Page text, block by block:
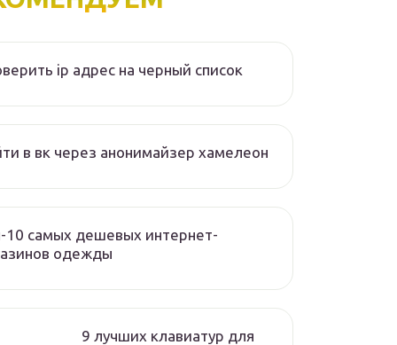
ip адрес на черный список
в вк через анонимайзер хамелеон
10 самых дешевых интернет-
одежды
9 лучших клавиатур для